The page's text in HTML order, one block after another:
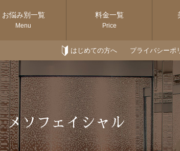
お悩み別一覧
Menu
料金一覧
Price
はじめての方へ プライバシーポ
メソフェイシャル